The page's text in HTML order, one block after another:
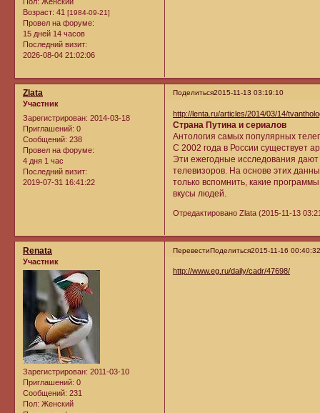
Возраст: 41 [1984-09-21]
Провел на форуме:
15 дней 14 часов
Последний визит:
2026-08-04 21:02:06
Поделиться2015-11-13 03:19:10
Zlata
Участник
Зарегистрирован: 2014-03-18
Приглашений: 0
Сообщений: 238
Провел на форуме:
4 дня 1 час
Последний визит:
2019-07-31 16:41:22
http://lenta.ru/articles/2014/03/14/
Страна Путина и сериалов
Антология самых популярных
С 2002 года в России существует
Эти ежегодные исследования
телевизоров. На основе этих
только вспомнить, какие
вкусы людей.
Отредактировано Zlata (2015-11-13
ПеревестиПоделиться2015-11-16
Renata
Участник
Зарегистрирован: 2011-03-10
Приглашений: 0
Сообщений: 231
Пол: Женский
http://www.eg.ru/daily/cadr/47698/